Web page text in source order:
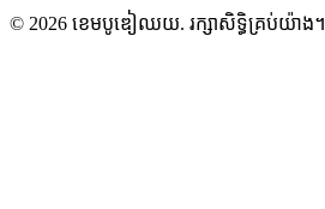
© 2026 ខេមបូឌៀឈយ. រក្សាសិទ្ធិគ្រប់យ៉ាង។